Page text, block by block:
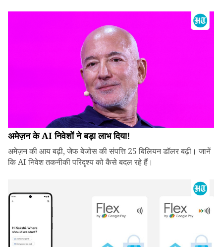
अमेज़न के AI निवेशों ने बड़ा लाभ दिया!
अमेज़न की आय बढ़ी, जेफ बेजोस की संपत्ति 25 बिलियन डॉलर बढ़ी। जानें
कि AI निवेश तकनीकी परिदृश्य को कैसे बदल रहे हैं।